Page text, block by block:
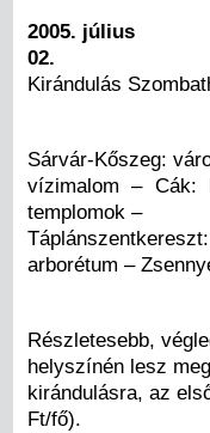
2005. július
02.
Kirándulás
Sárvár-Kőszeg:
vízimalom – Cák:
templomok –
arborétum –
Részletesebb,
helyszínén lesz
kirándulásra, az
Ft/fő).